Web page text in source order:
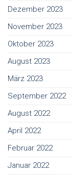
Dezember 2023
November 2023
Oktober 2023
August 2023
März 2023
September 2022
August 2022
April 2022
Februar 2022
Januar 2022